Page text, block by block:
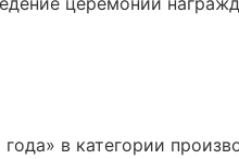
в категории